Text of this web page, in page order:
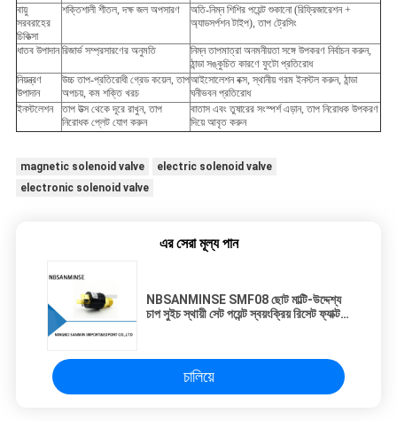
বায়ু
সরবরাহের
চিকিত্সা
শক্তিশালী শীতল, দক্ষ জল অপসারণ
অতি-নিম্ন শিশির পয়েন্ট শুকানো (রিফ্রিজারেশন +
অ্যাডসর্পশন টাইপ), তাপ ট্রেসিং
ধাতব উপাদান রিজার্ভ সম্প্রসারণের অনুমতি
নিম্ন তাপমাত্রা অনমনীয়তা সঙ্গে উপকরণ নির্বাচন করুন,
ঠান্ডা সঙ্কুচিত কারণে ফুটো প্রতিরোধ
নিয়ন্ত্রণ
উপাদান
উচ্চ তাপ-প্রতিরোধী গ্রেড কয়েল, তাপ
অপচয়, কম শক্তি খরচ
আইসোলেশন বক্স, স্থানীয় গরম ইনস্টল করুন, ঠান্ডা
ঘনীভবন প্রতিরোধ
ইনস্টলেশন
তাপ উত্স থেকে দূরে রাখুন, তাপ
নিরোধক প্লেট যোগ করুন
বাতাস এবং তুষারের সংস্পর্শ এড়ান, তাপ নিরোধক উপকরণ
দিয়ে আবৃত করুন
magnetic solenoid valve
electric solenoid valve
electronic solenoid valve
এর সেরা মূল্য পান
NBSANMINSE SMF08 ছোট মাল্টি-উদ্দেশ্য
চাপ সুইচ স্থায়ী সেট পয়েন্ট স্বয়ংক্রিয় রিসেট ফ্যাক্টরি
চালিয়ে